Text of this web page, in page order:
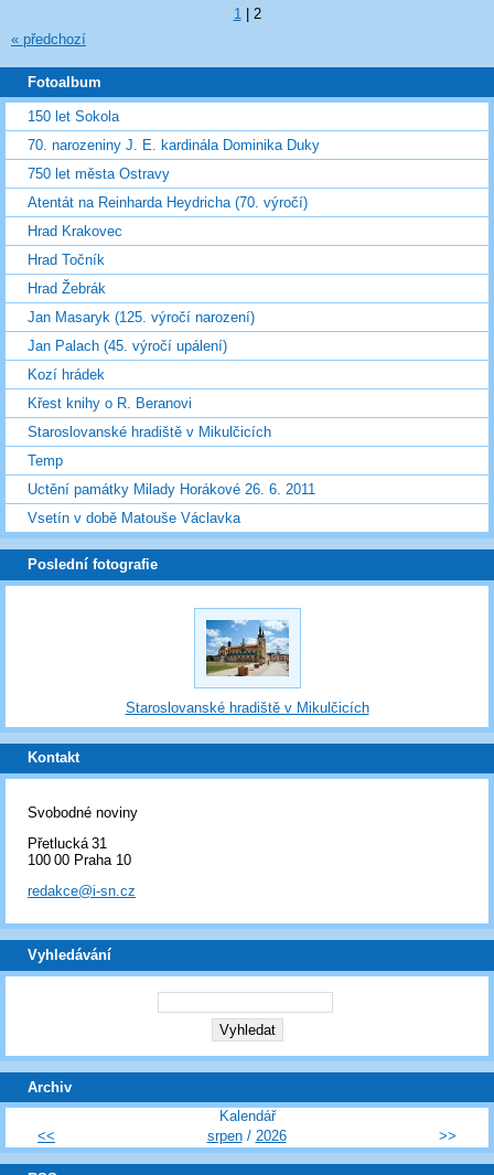
« předchozí
1 2
Fotoalbum
150 let Sokola
70. narozeniny J. E. kardinála Dominika Duky
750 let města Ostravy
Atentát na Reinharda Heydricha (70. výročí)
Hrad Krakovec
Hrad Točník
Hrad Žebrák
Jan Masaryk (125. výročí narození)
Jan Palach (45. výročí upálení)
Kozí hrádek
Křest knihy o R. Beranovi
Staroslovanské hradiště v Mikulčicích
Temp
Uctění památky Milady Horákové 26. 6. 2011
Vsetín v době Matouše Václavka
Poslední fotografie
Staroslovanské hradiště v Mikulčicích
Kontakt
Svobodné noviny
Přetlucká 31
100 00 Praha 10
redakce@i-sn.cz
Vyhledávání
Archiv
Kalendář
<<
srpen/ 2026 >>